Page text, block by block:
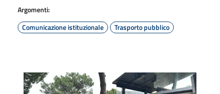
Argomenti:
Comunicazione istituzionale
Trasporto pubblico